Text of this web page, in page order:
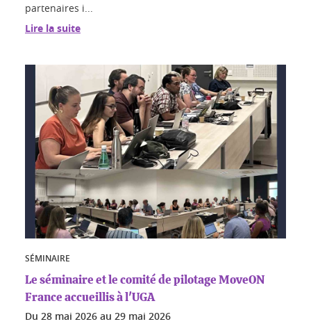
partenaires i...
Lire la suite
SÉMINAIRE
Le séminaire et le comité de pilotage MoveON
France accueillis à l'UGA
Du 28 mai 2026 au 29 mai 2026